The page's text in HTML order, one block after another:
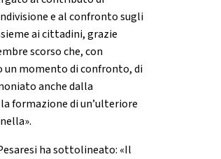
e al confronto sugli
ai cittadini, grazie
scorso che, con
un momento di confronto, di
anche dalla
formazione di un’ulteriore
ha sottolineato: «Il